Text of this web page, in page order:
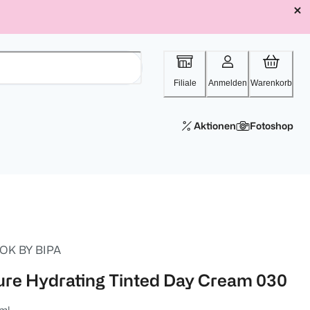
Filiale Anmelden Warenkorb
Aktionen Fotoshop
BY BIPA
Hydrating Tinted Day Cream 030